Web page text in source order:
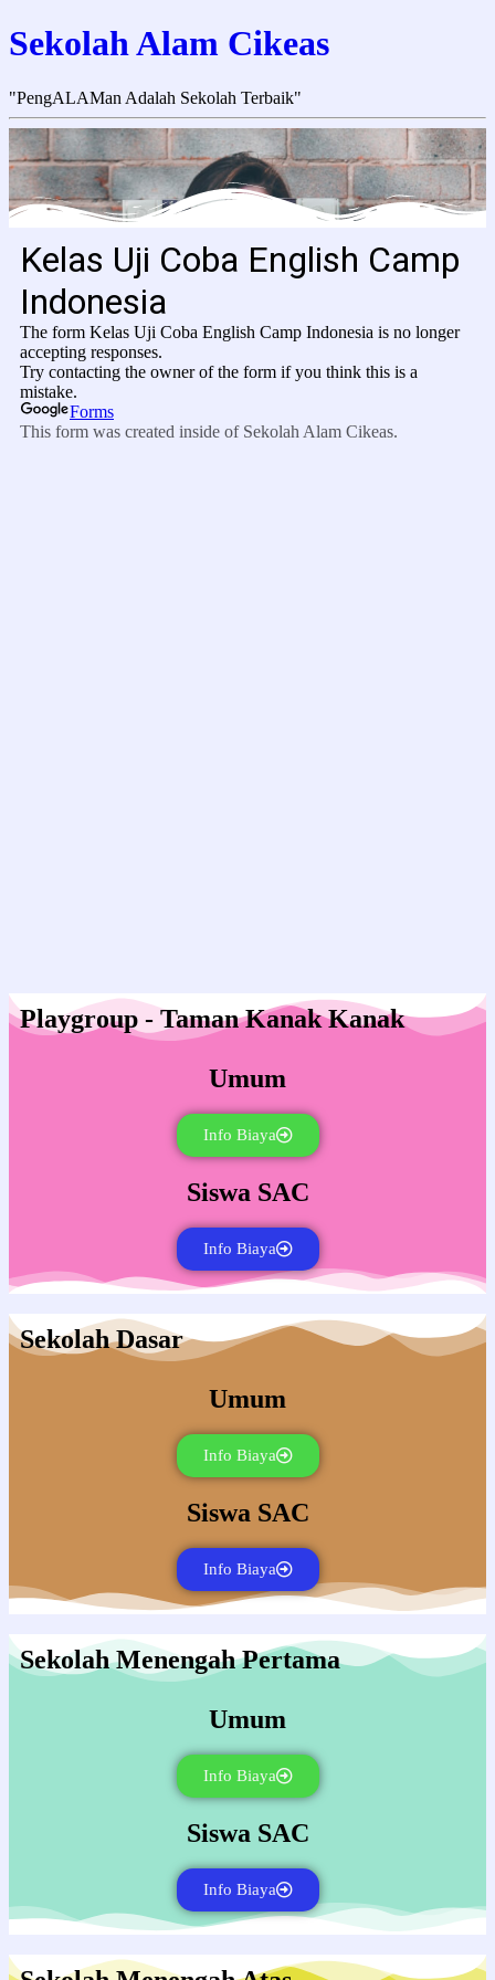
Sekolah Alam Cikeas
"PengALAMan Adalah Sekolah Terbaik"
Playgroup - Taman Kanak Kanak
Umum
Info Biaya
Siswa SAC
Info Biaya
Sekolah Dasar
Umum
Info Biaya
Siswa SAC
Info Biaya
Sekolah Menengah Pertama
Umum
Info Biaya
Siswa SAC
Info Biaya